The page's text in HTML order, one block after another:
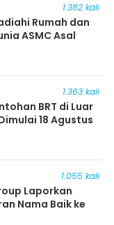
1.382 kali
Rumah dan
ASMC Asal
1.363 kali
BRT di Luar
18 Agustus
1.055 kali
Laporkan
Nama Baik ke